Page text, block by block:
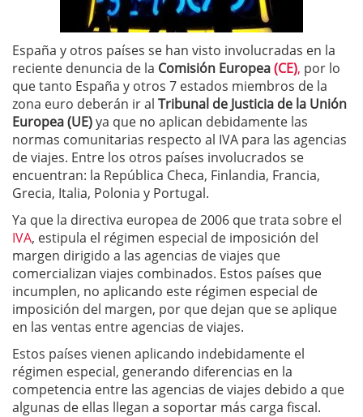
España y otros países se han visto involucradas en la
reciente denuncia de la Comisión Europea(CE), por lo
que tanto España y otros 7 estados miembros de la
zona euro deberán ir al Tribunal de Justicia de la Unión
Europea (UE)ya que no aplican debidamente las
normas comunitarias respecto al IVA para las agencias
de viajes. Entre los otros países involucrados se
encuentran: la República Checa, Finlandia, Francia,
Grecia, Italia, Polonia y Portugal.
Ya que la directiva europea de 2006 que trata sobre el
IVA, estipula el régimen especial de imposición del
margen dirigido a las agencias de viajes que
comercializan viajes combinados. Estos países que
incumplen, no aplicando este régimen especial de
imposición del margen, por que dejan que se aplique
en las ventas entre agencias de viajes.
Estos países vienen aplicando indebidamente el
régimen especial, generando diferencias en la
competencia entre las agencias de viajes debido a que
algunas de ellas llegan a soportar más carga fiscal.